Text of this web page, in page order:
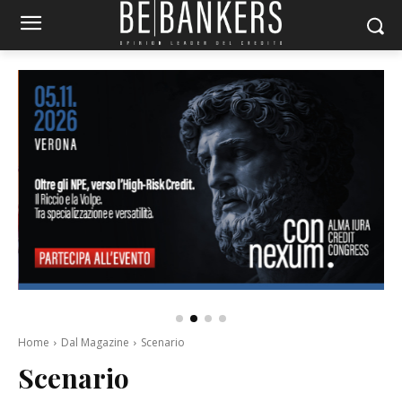
Home Dal Magazine Scenario
Scenario